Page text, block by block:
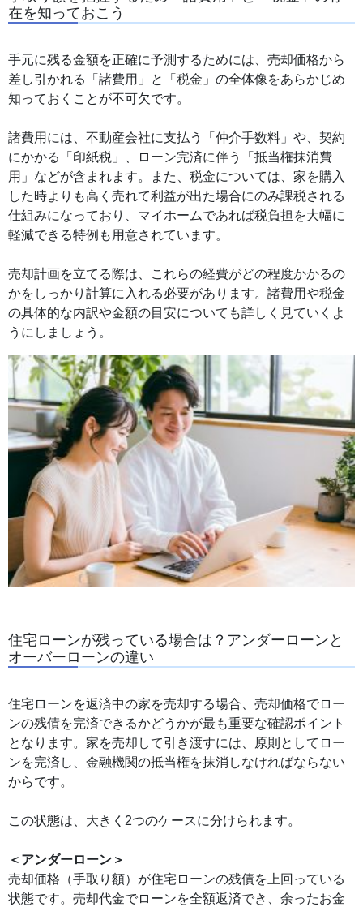
在を知っておこう
手元に残る金額を正確に予測するためには、売却価格から
差し引かれる「諸費用」と「税金」の全体像をあらかじめ
知っておくことが不可欠です。
諸費用には、不動産会社に支払う「仲介手数料」や、契約
にかかる「印紙税」、ローン完済に伴う「抵当権抹消費
用」などが含まれます。また、税金については、家を購入
した時よりも高く売れて利益が出た場合にのみ課税される
仕組みになっており、マイホームであれば税負担を大幅に
軽減できる特例も用意されています。
売却計画を立てる際は、これらの経費がどの程度かかるの
かをしっかり計算に入れる必要があります。諸費用や税金
の具体的な内訳や金額の目安についても詳しく見ていくよ
うにしましょう。
住宅ローンが残っている場合は？アンダーローンと
オーバーローンの違い
住宅ローンを返済中の家を売却する場合、売却価格でロー
ンの残債を完済できるかどうかが最も重要な確認ポイント
となります。家を売却して引き渡すには、原則としてロー
ンを完済し、金融機関の抵当権を抹消しなければならない
からです。
この状態は、大きく2つのケースに分けられます。
＜アンダーローン＞
売却価格（手取り額）が住宅ローンの残債を上回っている
状態です。売却代金でローンを全額返済でき、余ったお金